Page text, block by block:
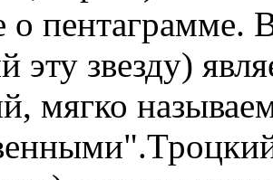
о пентаграмме.
эту звезду)
мягко